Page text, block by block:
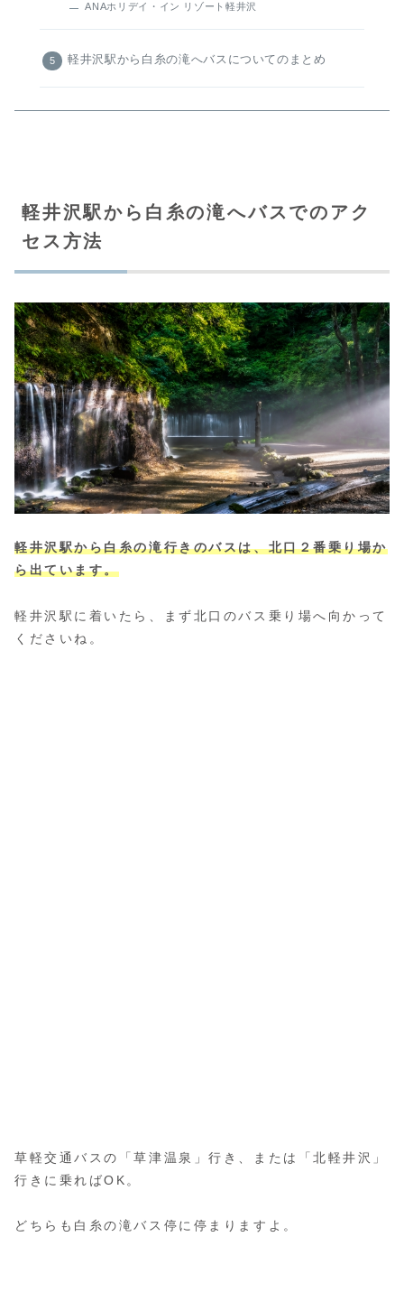
ANAホリデイ・イン リゾート軽井沢
軽井沢駅から白糸の滝へバスについてのまとめ
軽井沢駅から白糸の滝へバスでのアク
セス方法
軽井沢駅から白糸の滝行きのバスは、北口２番乗り場か
ら出ています。
軽井沢駅に着いたら、まず北口のバス乗り場へ向かって
くださいね。
草軽交通バスの「草津温泉」行き、または「北軽井沢」
行きに乗ればOK。
どちらも白糸の滝バス停に停まりますよ。